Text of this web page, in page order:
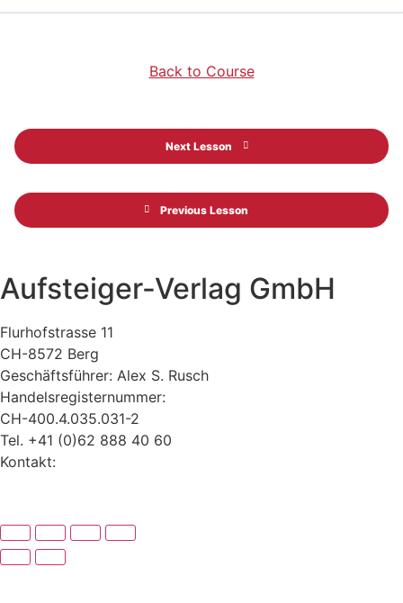
Previous Lesson
Back to Course
Next Lesson
Aufsteiger-Verlag GmbH
Flurhofstrasse 11
CH-8572 Berg
Geschäftsführer: Alex S. Rusch
Handelsregisternummer:
CH-400.4.035.031-2
Tel. +41 (0)62 888 40 60
Kontakt: